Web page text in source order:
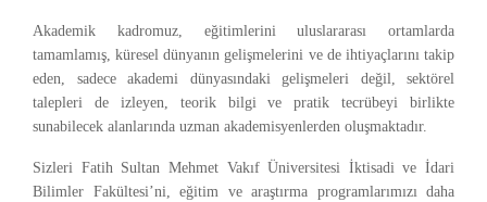
Akademik kadromuz, eğitimlerini uluslararası ortamlarda
tamamlamış, küresel dünyanın gelişmelerini ve de ihtiyaçlarını takip
eden, sadece akademi dünyasındaki gelişmeleri değil, sektörel
talepleri de izleyen, teorik bilgi ve pratik tecrübeyi birlikte
sunabilecek alanlarında uzman akademisyenlerden oluşmaktadır.
Sizleri Fatih Sultan Mehmet Vakıf Üniversitesi İktisadi ve İdari
Bilimler Fakültesi’ni, eğitim ve araştırma programlarımızı daha